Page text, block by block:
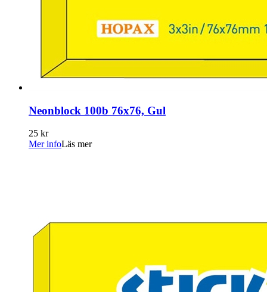
Neonblock 100b 76x76, Gul
25 kr
Mer infoLäs mer